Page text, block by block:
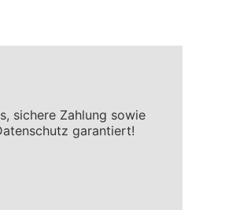
sichere Zahlung sowie
garantiert!